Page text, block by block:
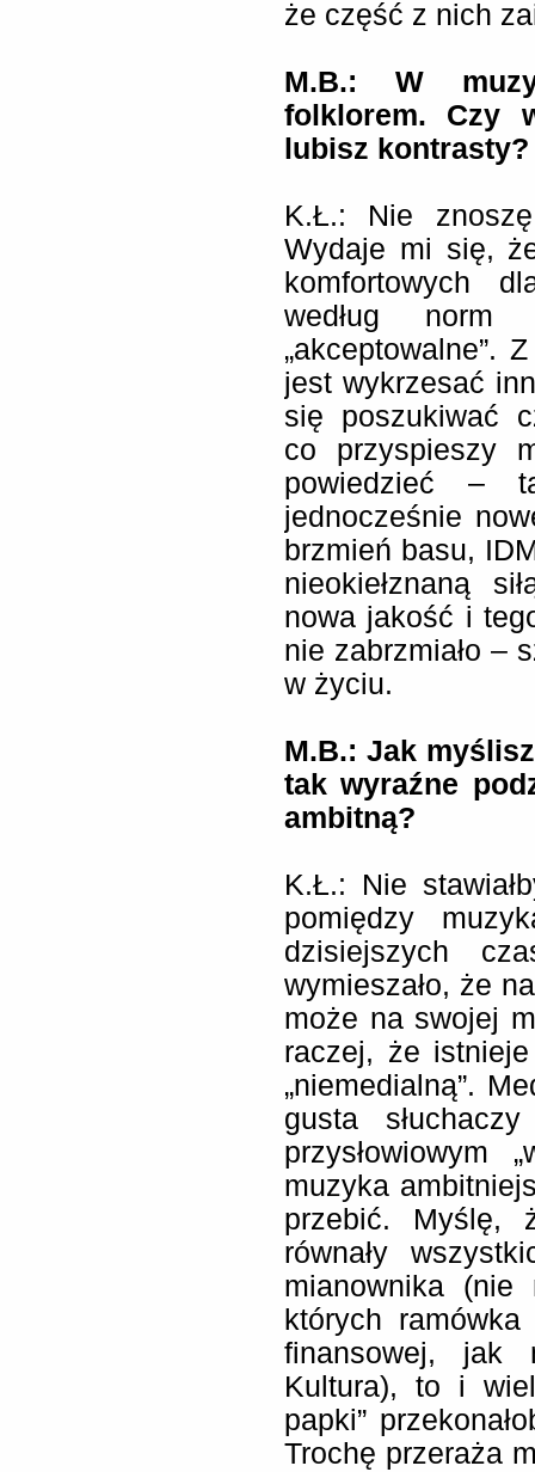
że część z nich
M.B.:
W
folklorem. Czy
lubisz kontrasty?
K.Ł.: Nie
Wydaje mi się,
komfortowych
według norm
„akceptowalne”.
jest wykrzesać
się poszukiwać
co przyspieszy
powiedzieć –
jednocześnie
brzmień basu,
nieokiełznaną
nowa jakość i
nie zabrzmiało –
w życiu.
M.B.: Jak
tak wyraźne
ambitną?
K.Ł.: Nie
pomiędzy
dzisiejszych
wymieszało, że
może na swojej
raczej, że
„niemedialną”.
gusta
przysłowiowym
muzyka
przebić. Myślę,
równały
mianownika (nie
których
finansowej,
Kultura), to i
papki”
Trochę przeraża